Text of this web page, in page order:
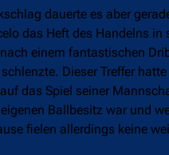
dauerte es aber
das Heft des Handelns in
einem fantastischen
Dieser Treffer hatte
das Spiel seiner
Ballbesitz war und
fielen allerdings keine